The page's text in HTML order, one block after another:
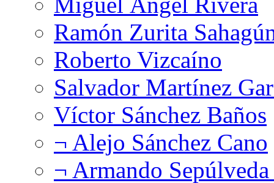
Ramón Zurita
Roberto Vizcaíno
Salvador Martínez
Víctor Sánchez Baños
¬ Alejo Sánchez Cano
¬ Armando